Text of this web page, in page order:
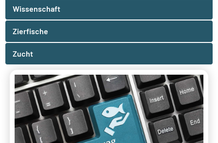
Wissenschaft
Zierfische
Zucht